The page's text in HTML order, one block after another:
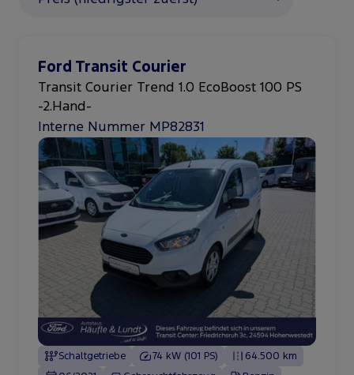
Ford Transit Courier
Transit Courier Trend 1.0 EcoBoost 100 PS
-2.Hand-
Interne Nummer MP82831
Schaltgetriebe 74 kW (101 PS)
64.500 km